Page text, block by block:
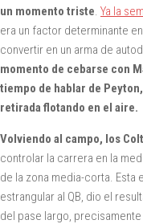
un momento triste. Ya la
era un factor determinante
convertir en un arma de
momento de cebarse con
tiempo de hablar de
retirada flotando en el aire.
Volviendo al campo, los
controlar la carrera en la
de la zona media-corta. Esta
estrangular al QB, dio el
del pase largo,